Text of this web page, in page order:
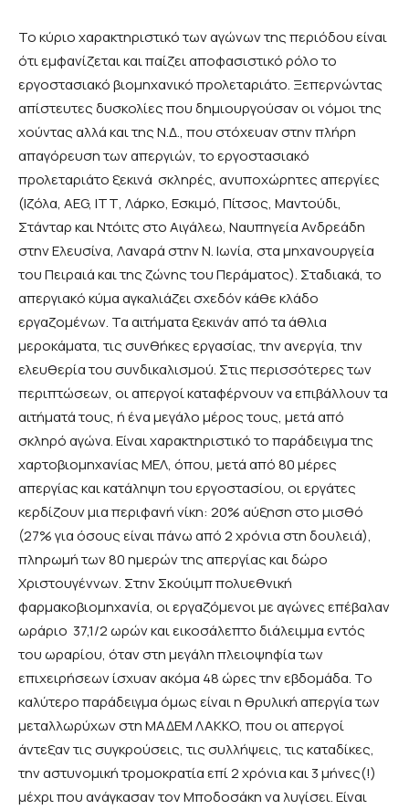
Το κύριο χαρακτηριστικό των αγώνων της περιόδου είναι
ότι εμφανίζεται και παίζει αποφασιστικό ρόλο το
εργοστασιακό βιομηχανικό προλεταριάτο. Ξεπερνώντας
απίστευτες δυσκολίες που δημιουργούσαν οι νόμοι της
χούντας αλλά και της Ν.Δ., που στόχευαν στην πλήρη
απαγόρευση των απεργιών, το εργοστασιακό
προλεταριάτο ξεκινά σκληρές, ανυποχώρητες απεργίες
(Ιζόλα, AEG, ΙΤΤ, Λάρκο, Εσκιμό, Πίτσος, Μαντούδι,
Στάνταρ και Ντόιτς στο Αιγάλεω, Ναυπηγεία Ανδρεάδη
στην Ελευσίνα, Λαναρά στην Ν. Ιωνία, στα μηχανουργεία
του Πειραιά και της ζώνης του Περάματος). Σταδιακά, το
απεργιακό κύμα αγκαλιάζει σχεδόν κάθε κλάδο
εργαζομένων. Τα αιτήματα ξεκινάν από τα άθλια
μεροκάματα, τις συνθήκες εργασίας, την ανεργία, την
ελευθερία του συνδικαλισμού. Στις περισσότερες των
περιπτώσεων, οι απεργοί καταφέρνουν να επιβάλλουν τα
αιτήματά τους, ή ένα μεγάλο μέρος τους, μετά από
σκληρό αγώνα. Είναι χαρακτηριστικό το παράδειγμα της
χαρτοβιομηχανίας ΜΕΛ, όπου, μετά από 80 μέρες
απεργίας και κατάληψη του εργοστασίου, οι εργάτες
κερδίζουν μια περιφανή νίκη: 20% αύξηση στο μισθό
(27% για όσους είναι πάνω από 2 χρόνια στη δουλειά),
πληρωμή των 80 ημερών της απεργίας και δώρο
Χριστουγέννων. Στην Σκούιμπ πολυεθνική
φαρμακοβιομηχανία, οι εργαζόμενοι με αγώνες επέβαλαν
ωράριο 37,1/2 ωρών και εικοσάλεπτο διάλειμμα εντός
του ωραρίου, όταν στη μεγάλη πλειοψηφία των
επιχειρήσεων ίσχυαν ακόμα 48 ώρες την εβδομάδα. Το
καλύτερο παράδειγμα όμως είναι η θρυλική απεργία των
μεταλλωρύχων στη ΜΑΔΕΜ ΛΑΚΚΟ, που οι απεργοί
άντεξαν τις συγκρούσεις, τις συλλήψεις, τις καταδίκες,
την αστυνομική τρομοκρατία επί 2 χρόνια και 3 μήνες(!)
μέχρι που ανάγκασαν τον Μποδοσάκη να λυγίσει. Είναι